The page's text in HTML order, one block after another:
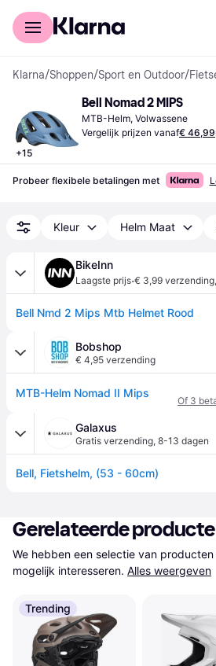
Voor shoppers
Klarna/Shoppen/Sport en Outdoor/
+15
Bell Nomad 2 MIPS
MTB-Helm, Volwassene
Vergelijk prijzen vanaf€ 46,99
Probeer flexibele betalingen met
Kleur Helm Maat
BikeInn
Laagste prijs·€ 3,99 verzending,
Bell Nmd 2 Mips Mtb Helmet Rood
Bobshop
€ 4,95 verzending
MTB-Helm Nomad II Mips
Of 3
Galaxus
Gratis verzending, 8-13 dagen
Bell, Fietshelm, (53 - 60cm)
Gerelateerde
We hebben een selectie van
mogelijk interesseren. Alles weergeven
Trending